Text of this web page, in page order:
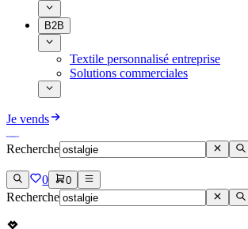
B2B
Textile personnalisé entreprise
Solutions commerciales
Je vends
Recherche
0 0
Recherche